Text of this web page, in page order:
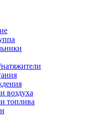
воздуха
топлива